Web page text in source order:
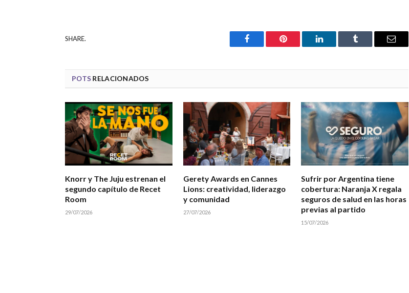
SHARE.
Facebook Pinterest LinkedIn Tumblr Email
POTS RELACIONADOS
Knorr y The Juju estrenan el
segundo capítulo de Recet
Room
29/07/2026
Gerety Awards en Cannes
Lions: creatividad, liderazgo
y comunidad
27/07/2026
Sufrir por Argentina tiene
cobertura: Naranja X regala
seguros de salud en las horas
previas al partido
15/07/2026